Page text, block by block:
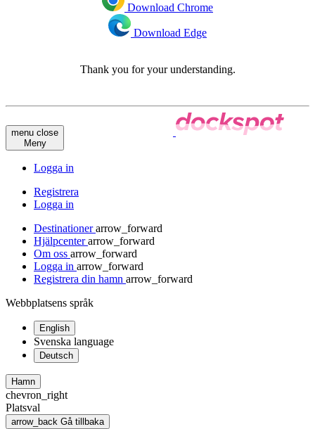
Download Chrome
Download Edge
Thank you for your understanding.
menu close
Meny
Logga in
Registrera
Logga in
Destinationerarrow_forward
Hjälpcenterarrow_forward
Om oss arrow_forward
Logga in arrow_forward
Registrera din hamn arrow_forward
Webbplatsens språk
English
Svenska language
Deutsch
Hamn
chevron_right
Platsval
arrow_back Gå tillbaka